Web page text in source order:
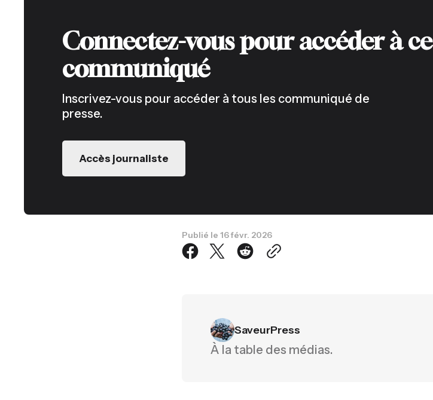
Connectez-vous pour accéder à ce
communiqué
Inscrivez-vous pour accéder à tous les communiqué de
presse.
Accès journaliste
Publié le 16 févr. 2026
SaveurPress
À la table des médias.